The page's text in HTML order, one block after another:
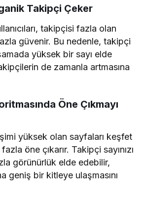
Takipçi Çeker
takipçisi fazla olan
güvenir. Bu nedenle, takipçi
yüksek bir sayı elde
de zamanla artmasına
Öne Çıkmayı
yüksek olan sayfaları keşfet
öne çıkarır. Takipçi sayınızı
görünürlük elde edebilir,
geniş bir kitleye ulaşmasını